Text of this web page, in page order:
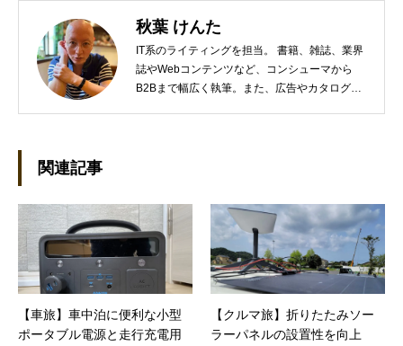
秋葉 けんた
IT系のライティングを担当。 書籍、雑誌、業界
誌やWebコンテンツなど、コンシューマから
B2Bまで幅広く執筆。また、広告やカタログ、
ージ（SAN/NAS/LTO/SASなど）、セキュリテ
ィ（BIOS/UTM/情報漏えい対策/デザスタリカバ
リ/内部統制・コンプライアンス/ネットワーク
セキュリティ/メールセキュリティなど）、ネッ
トワーク（KVMスイッチ/グループウェア/サー
バ/資産管理/シンクライアント/ホスティングな
ど）、その他（.NET/BI/カタログ/各種戦略/導入
事例/パートナー取材など）…ほか、多数執筆。
関連記事
【車旅】車中泊に便利な小型
ポータブル電源と走行充電用
【クルマ旅】折りたたみソー
ラーパネルの設置性を向上